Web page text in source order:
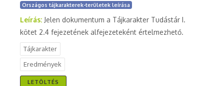
Országos tájkarakterek-területek leírása
Leírás: Jelen dokumentum a Tájkarakter Tudástár I.
kötet 2.4 fejezetének alfejezeteként értelmezhető.
Tájkarakter
Eredmények
LETÖLTÉS